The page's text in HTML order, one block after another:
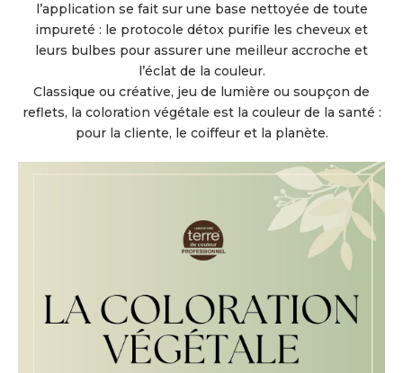
l’application se fait sur une base nettoyée de toute
impureté : le protocole détox purifie les cheveux et
leurs bulbes pour assurer une meilleur accroche et
l’éclat de la couleur.
Classique ou créative, jeu de lumière ou soupçon de
reflets, la coloration végétale est la couleur de la santé :
pour la cliente, le coiffeur et la planète.